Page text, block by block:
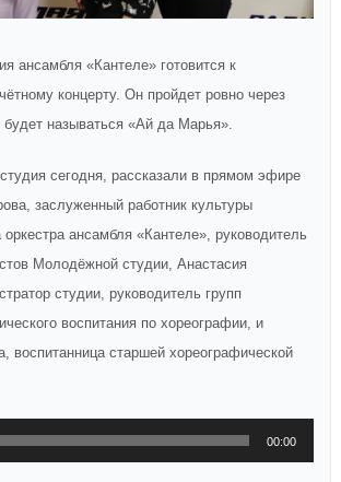
ансамбля «Кантеле» готовится к
концерту. Он пройдет ровно через
называться «Ай да Марья».
сегодня, рассказали в прямом эфире
заслуженный работник культуры
оркестра ансамбля «Кантеле», руководитель
Молодёжной студии, Анастасия
студии, руководитель групп
воспитания по хореографии, и
воспитанница старшей хореографической
00:00